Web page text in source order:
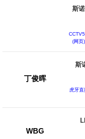
斯
(网页
丁俊晖
斯
虎牙
WBG